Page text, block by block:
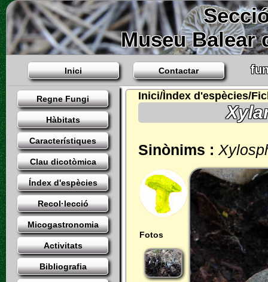
Museu Balear
Inici Contactar
Regne Fungi
Hàbitats
Característiques
Clau dicotòmica
Índex d'espècies
Recol·lecció
Micogastronomia
Activitats
Bibliografia
Inici/Ìndex d'espècies/
Sinònims :
Fotos